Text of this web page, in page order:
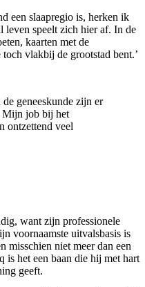
een slaapregio is, herken ik
leven speelt zich hier af. In de
kaarten met de
vlakbij de grootstad bent.’
geneeskunde zijn er
Mijn job bij het
ontzettend veel
want zijn professionele
voornaamste uitvalsbasis is
misschien niet meer dan een
is het een baan die hij met hart
geeft.